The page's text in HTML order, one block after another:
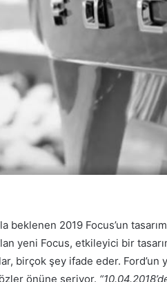
beklenen 2019 Focus’un
yeni Focus, etkileyici bir
birçok şey ifade eder.
önüne seriyor.